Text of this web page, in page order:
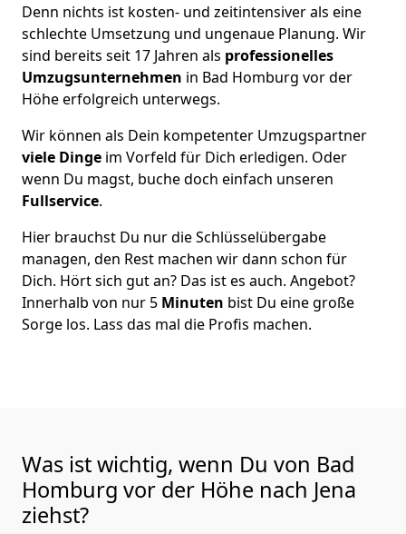
Denn nichts ist kosten- und zeitintensiver als eine
schlechte Umsetzung und ungenaue Planung. Wir
sind bereits seit 17 Jahren als professionelles
Umzugsunternehmen in Bad Homburg vor der
Höhe erfolgreich unterwegs.
Wir können als Dein kompetenter Umzugspartner
viele Dinge im Vorfeld für Dich erledigen. Oder
wenn Du magst, buche doch einfach unseren
Fullservice.
Hier brauchst Du nur die Schlüsselübergabe
managen, den Rest machen wir dann schon für
Dich. Hört sich gut an? Das ist es auch. Angebot?
Innerhalb von nur 5 Minuten bist Du eine große
Sorge los. Lass das mal die Profis machen.
Was ist wichtig, wenn Du von Bad
Homburg vor der Höhe nach Jena
ziehst?